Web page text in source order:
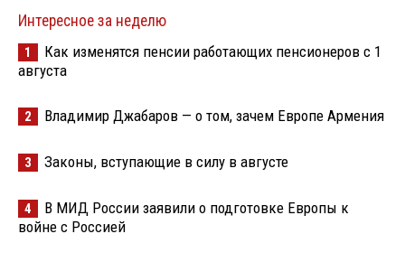
Интересное за неделю
1
Как изменятся пенсии работающих пенсионеров с 1
августа
2 Владимир Джабаров — о том, зачем Европе Армения
3 Законы, вступающие в силу в августе
4
В МИД России заявили о подготовке Европы к
войне с Россией